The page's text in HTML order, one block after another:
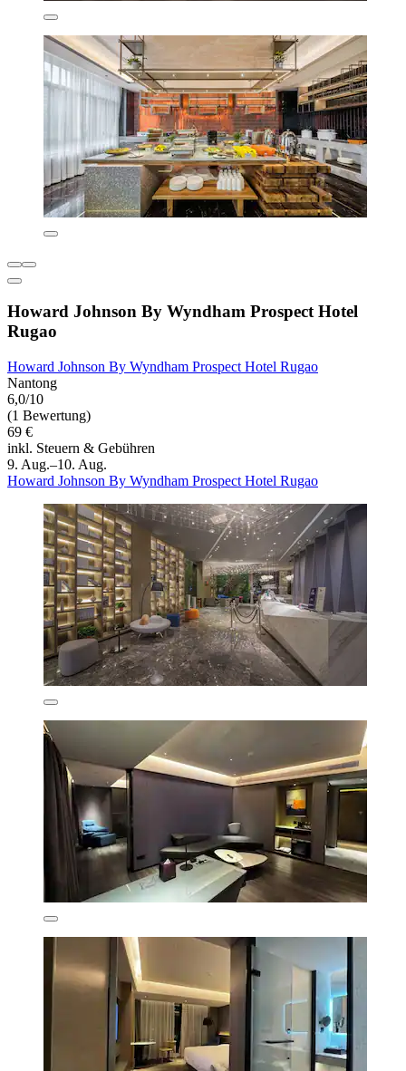
Howard Johnson By Wyndham Prospect Hotel
Rugao
Howard Johnson By Wyndham Prospect Hotel Rugao
Nantong
6,0/10
(1 Bewertung)
69 €
inkl. Steuern & Gebühren
9. Aug.–10. Aug.
Howard Johnson By Wyndham Prospect Hotel Rugao